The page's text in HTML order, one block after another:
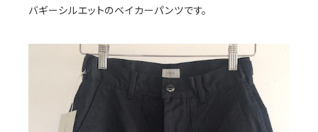
バギーシルエットのベイカーパンツです。